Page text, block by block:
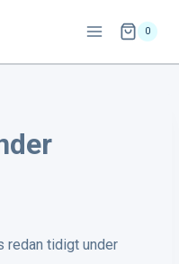
0
redan tidigt under